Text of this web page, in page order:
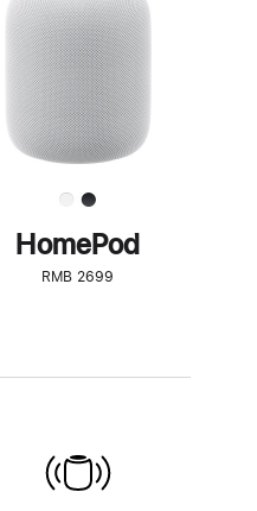
了
解
HomePod<
HomePod
RMB 2699